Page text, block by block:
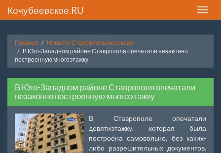
Toggle
Кочубеевское.RU
Главная
Новости Ставропольского края
В Юго-Западном районе Ставрополя опечатали незаконно
построенную многоэтажку
В Юго-Западном районе Ставрополя опечатали
незаконно построенную многоэтажку
В Ставрополе опечатали
девятиэтажку, которая была
построена самовольно, без каких-
либо разрешительных документов.